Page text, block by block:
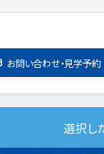
お問い合わせ・見学予約
選択し